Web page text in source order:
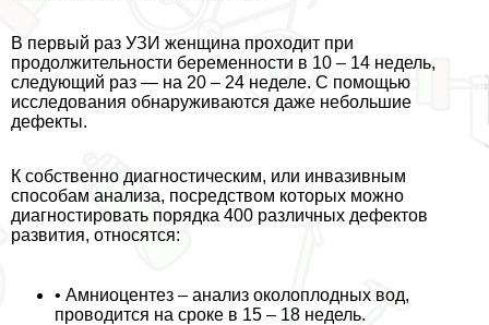
В первый раз УЗИ женщина проходит при
продолжительности беременности в 10 – 14 недель,
следующий раз — на 20 – 24 неделе. С помощью
исследования обнаруживаются даже небольшие
дефекты.
К собственно диагностическим, или инвазивным
способам анализа, посредством которых можно
диагностировать порядка 400 различных дефектов
развития, относятся:
• Амниоцентез – анализ околоплодных вод,
проводится на сроке в 15 – 18 недель.